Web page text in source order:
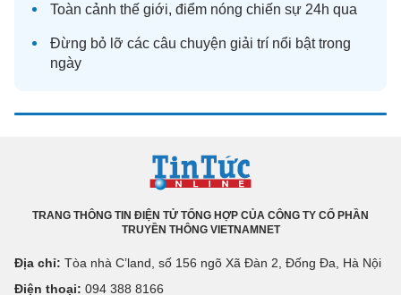
Toàn cảnh thế giới, điểm nóng chiến sự 24h qua
Đừng bỏ lỡ các câu chuyện giải trí nổi bật trong
ngày
TRANG THÔNG TIN ĐIỆN TỬ TỔNG HỢP CỦA CÔNG TY CỔ PHẦN
TRUYỀN THÔNG VIETNAMNET
Địa chỉ: Tòa nhà C’land, số 156 ngõ Xã Đàn 2, Đống Đa, Hà Nội
Điện thoại: 094 388 8166